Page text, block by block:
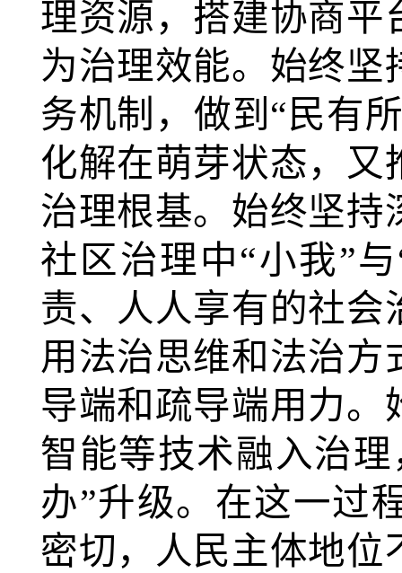
理资源，搭建协商平
为治理效能。始终
务机制，做到“民有
化解在萌芽状态，又
治理根基。始终坚持
社区治理中“小我”
责、人人享有的社会
用法治思维和法治
导端和疏导端用力。
智能等技术融入治
办”升级。在这一过
密切，人民主体地位